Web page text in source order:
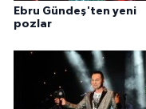
Ebru Gündeş'ten yeni
pozlar